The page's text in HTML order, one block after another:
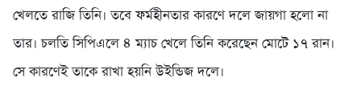
খেলতে রাজি তিনি। তবে ফর্মহীনতার কারণে দলে জায়গা হলো না
তার। চলতি সিপিএলে ৪ ম্যাচ খেলে তিনি করেছেন মোটে ১৭ রান।
সে কারণেই তাকে রাখা হয়নি উইন্ডিজ দলে।